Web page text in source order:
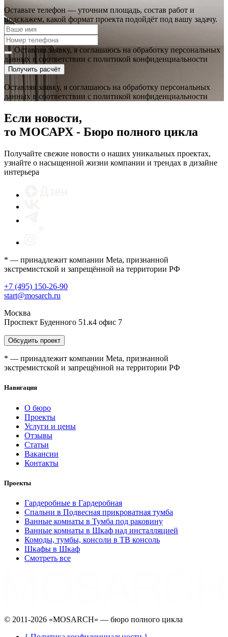
Оставьте телефон — уточним площадь, состав работ и
подскажем, какой формат проекта подойдёт под вашу задачу.
Оставляя заявку, я соглашаюсь на обработку персональных
данных в соответствии с политикой конфиденциальности
Получить расчёт
Оставляя заявку, я соглашаюсь на обработку персональных
данных в соответствии с политикой конфиденциальности
Если новости,
то МОСАРХ - Бюро полного цикла
Получайте свежие новости о наших уникальных проектах,
узнайте о насыщенной жизни компании и трендах в дизайне
интерьера
* — принадлежит компании Meta, признанной
экстремистской и запрещённой на территории РФ
+7 (495) 150-26-90
start@mosarch.ru
Москва
Проспект Буденного 51.к4 офис 7
Обсудить проект
* — принадлежит компании Meta, признанной
экстремистской и запрещённой на территории РФ
Навигация
О бюро
Проекты
Услуги и цены
Отзывы
Статьи
Вакансии
Контакты
Проекты
Гардеробные в Гардеробная
Спальни в Подвесная прикроватная тумба
Ванные комнаты в Тумба под раковину
Ванные комнаты в Шкаф над инсталляцией
Комоды, тумбы, консоли в ТВ консоль
Шкафы в Шкаф
Смотреть все
©️ 2011-2026 «MOSARCH» — бюро полного цикла